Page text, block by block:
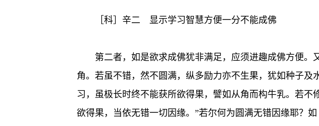
［科］辛二 显示学习智慧方便一分不能成佛
第二者，如是欲求成佛犹非满足，应须进趣成佛方便
角。若虽不错，然不圆满，纵多励力亦不生果，犹如种子
习，虽极长时终不能获所欲得果，譬如从角而构牛乳。若
欲得果，当依无错一切因缘。”若尔何为圆满无错因缘耶？